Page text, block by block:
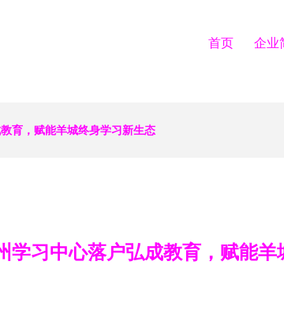
首页 企业
育，赋能羊城终身学习新生态
学习中心落户弘成教育，赋能